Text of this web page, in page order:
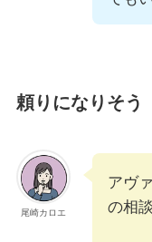
頼りになりそう
尾崎カロエ
アヴ
の相